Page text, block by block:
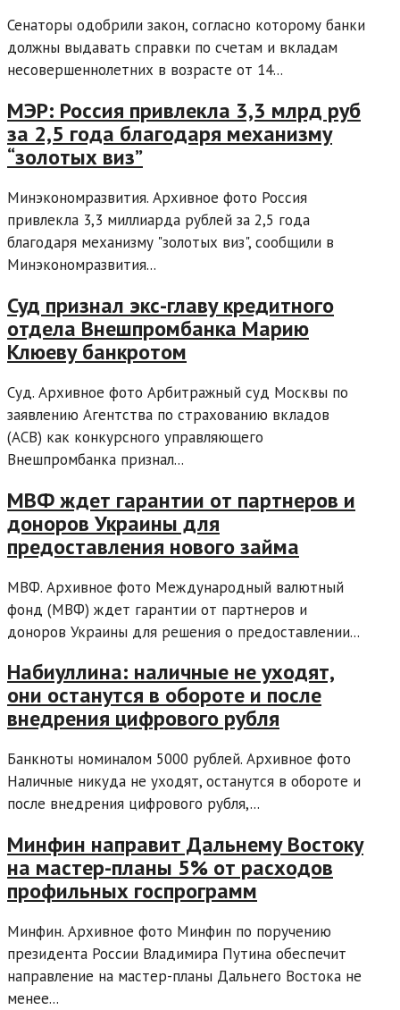
Сенаторы одобрили закон, согласно которому банки
должны выдавать справки по счетам и вкладам
несовершеннолетних в возрасте от 14...
МЭР: Россия привлекла 3,3 млрд руб
за 2,5 года благодаря механизму
“золотых виз”
Минэкономразвития. Архивное фото Россия
привлекла 3,3 миллиарда рублей за 2,5 года
благодаря механизму "золотых виз", сообщили в
Минэкономразвития...
Суд признал экс-главу кредитного
отдела Внешпромбанка Марию
Клюеву банкротом
Суд. Архивное фото Арбитражный суд Москвы по
заявлению Агентства по страхованию вкладов
(АСВ) как конкурсного управляющего
Внешпромбанка признал...
МВФ ждет гарантии от партнеров и
доноров Украины для
предоставления нового займа
МВФ. Архивное фото Международный валютный
фонд (МВФ) ждет гарантии от партнеров и
доноров Украины для решения о предоставлении...
Набиуллина: наличные не уходят,
они останутся в обороте и после
внедрения цифрового рубля
Банкноты номиналом 5000 рублей. Архивное фото
Наличные никуда не уходят, останутся в обороте и
после внедрения цифрового рубля,...
Минфин направит Дальнему Востоку
на мастер-планы 5% от расходов
профильных госпрограмм
Минфин. Архивное фото Минфин по поручению
президента России Владимира Путина обеспечит
направление на мастер-планы Дальнего Востока не
менее...